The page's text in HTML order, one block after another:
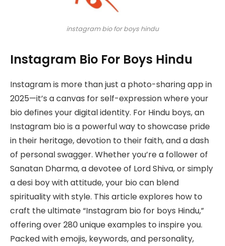
instagram bio for boys hindu
Instagram Bio For Boys Hindu
Instagram is more than just a photo-sharing app in
2025—it’s a canvas for self-expression where your
bio defines your digital identity. For Hindu boys, an
Instagram bio is a powerful way to showcase pride
in their heritage, devotion to their faith, and a dash
of personal swagger. Whether you’re a follower of
Sanatan Dharma, a devotee of Lord Shiva, or simply
a desi boy with attitude, your bio can blend
spirituality with style. This article explores how to
craft the ultimate “Instagram bio for boys Hindu,”
offering over 280 unique examples to inspire you.
Packed with emojis, keywords, and personality,